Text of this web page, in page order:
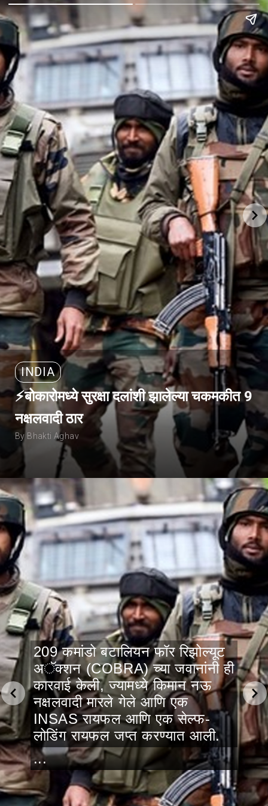
INDIA
⚡बोकारोमध्ये सुरक्षा दलांशी झालेल्या चकमकीत 9
नक्षलवादी ठार
By Bhakti Aghav
209 कमांडो बटालियन फॉर रिझोल्यूट
अॅक्शन (COBRA) च्या जवानांनी ही
कारवाई केली, ज्यामध्ये किमान नऊ
नक्षलवादी मारले गेले आणि एक
INSAS रायफल आणि एक सेल्फ-
लोडिंग रायफल जप्त करण्यात आली.
...